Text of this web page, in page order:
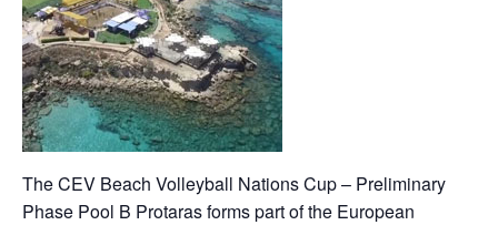
The CEV Beach Volleyball Nations Cup – Preliminary
Phase Pool B Protaras forms part of the European